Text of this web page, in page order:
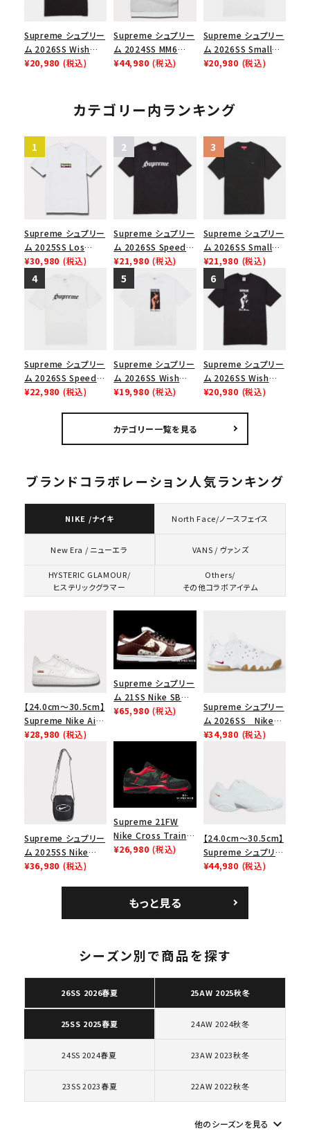
キーワードから探す
人気ワード 2026SS
Tシャツ・ロングスリーブ
ショルダー・ウエストバッグ
ボックスロゴ ブラックスウェット
Supreme シュプリー
ム 2026SS Wish
Tee ウィッシュTシ
¥20,980 (税込)
Supreme シュプリー
ム 2024SS MM6
Maison Margiela
クスロゴTシャツ ホ
ワイト 白
¥44,980 (税込)
Supreme シュプリー
ム 2026SS Small
Box Tee スモールボ
¥20,980 (税込)
カテゴリー内ランキング
Supreme シュプリー
ム 2025SS Los
Angeles Fire Relief
Box Logo Tee ファ
イヤーリリーフボック
スロゴTシャツ ホワ
¥30,980 (税込)
Supreme シュプリー
ム 2026SS Speed
Tee スピードTシャツ
ブラック
¥21,980 (税込)
Supreme シュプリー
ム 2026SS Small
Box Tee スモールボ
ックスTシャツ ブラッ
ク
¥21,980 (税込)
Supreme シュプリー
ム 2026SS Speed
Tee スピードTシャツ
¥22,980 (税込)
Supreme シュプリー
ム 2026SS Wish
Tee ウィッシュTシ
¥19,980 (税込)
Supreme シュプリー
ム 2026SS Wish
Tee ウィッシュTシ
¥20,980 (税込)
カテゴリー一覧を見る
ブランドコラボレーション人気ランキング
NIKE /ナイキ North Face/ノースフェイス
New Era / ニューエラ VANS / ヴァンズ
HYSTERIC GLAMOUR/
ヒステリックグラマー
Others/
その他コラボアイテム
【24.0cm～30.5cm】
Supreme Nike Air
Force 1 Low シュプ
リーム ナイキエアフォ
ース１スニーカー シ
ューズ ホワイト
¥28,980 (税込)
Supreme シュプリー
ム 21SS Nike SB
Dunk Low ナイキSB
¥65,980 (税込)
Supreme シュプリー
ム 2026SS Nike
SB Air Max 2 CB 94
¥34,980 (税込)
Supreme シュプリー
ム 2025SS Nike
Leather Shoulder
¥36,980 (税込)
Supreme 21FW
Nike Cross Trainer
Low ナイキクロスト
¥26,980 (税込)
【24.0cm～30.5cm】
Supreme シュプリー
ム 2023AW Nike
カー ホワイト 白
¥44,980 (税込)
もっと見る
シーズン別で商品を探す
26SS 2026春夏 25AW 2025秋冬
25SS 2025春夏 24AW 2024秋冬
24SS 2024春夏 23AW 2023秋冬
23SS 2023春夏 22AW 2022秋冬
他のシーズンを見る keyboard_arrow_down